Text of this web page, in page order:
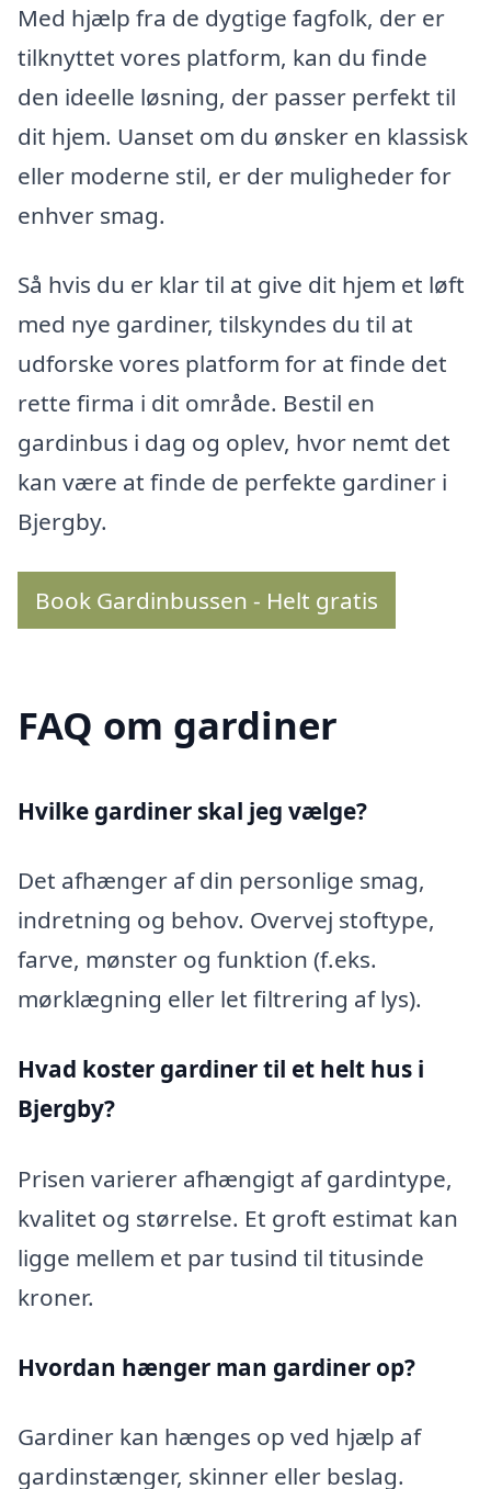
Med hjælp fra de dygtige fagfolk, der er
tilknyttet vores platform, kan du finde
den ideelle løsning, der passer perfekt til
dit hjem. Uanset om du ønsker en klassisk
eller moderne stil, er der muligheder for
enhver smag.
Så hvis du er klar til at give dit hjem et løft
med nye gardiner, tilskyndes du til at
udforske vores platform for at finde det
rette firma i dit område. Bestil en
gardinbus i dag og oplev, hvor nemt det
kan være at finde de perfekte gardiner i
Bjergby.
Book Gardinbussen - Helt gratis
FAQ om gardiner
Hvilke gardiner skal jeg vælge?
Det afhænger af din personlige smag,
indretning og behov. Overvej stoftype,
farve, mønster og funktion (f.eks.
mørklægning eller let filtrering af lys).
Hvad koster gardiner til et helt hus i
Bjergby?
Prisen varierer afhængigt af gardintype,
kvalitet og størrelse. Et groft estimat kan
ligge mellem et par tusind til titusinde
kroner.
Hvordan hænger man gardiner op?
Gardiner kan hænges op ved hjælp af
gardinstænger, skinner eller beslag.